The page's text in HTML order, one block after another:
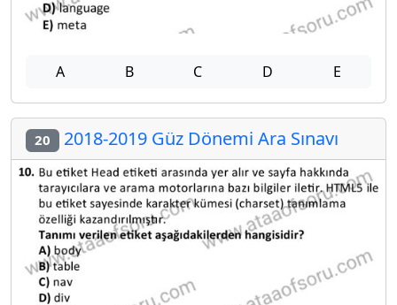
A B C D E
20 2018-2019 Güz Dönemi Ara Sınavı